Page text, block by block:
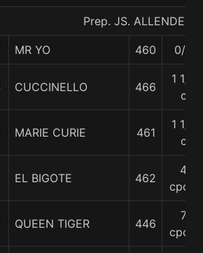
Prep. JS. ALLENDE F.
MR YO 460 0/0
CUCCINELLO 466
1 1/4
c
MARIE CURIE 461
1 1/4
c
EL BIGOTE 462
4
cpos.
QUEEN TIGER 446
7
cpos.